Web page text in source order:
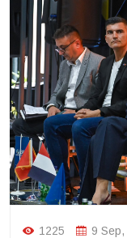
1225 9